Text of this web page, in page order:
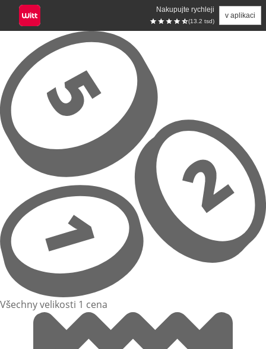
Nakupujte rychleji
(13.2 tsd)
v aplikaci
Přeskočit na hlavní obsah
Všechny velikosti 1 cena